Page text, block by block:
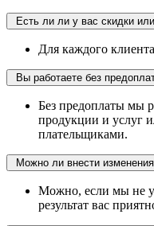
Есть ли ли у вас скидки
Для каждого
Вы работаете без
Без предоплаты мы
продукции и услуг
плательщиками.
Можно ли внести
Можно, если мы не
результат вас